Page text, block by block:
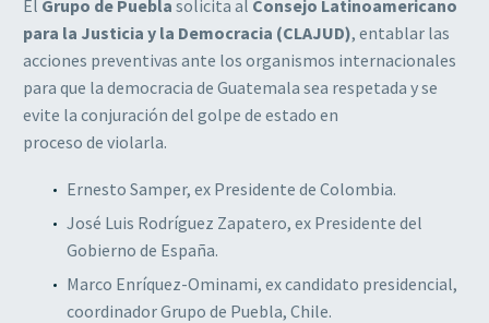
El Grupo de Puebla solicita al Consejo Latinoamericano
para la Justicia y la Democracia (CLAJUD), entablar las
acciones preventivas ante los organismos internacionales
para que la democracia de Guatemala sea respetada y se
evite la conjuración del golpe de estado en
proceso de violarla.
Ernesto Samper, ex Presidente de Colombia.
José Luis Rodríguez Zapatero, ex Presidente del
Gobierno de España.
Marco Enríquez-Ominami, ex candidato presidencial,
coordinador Grupo de Puebla, Chile.